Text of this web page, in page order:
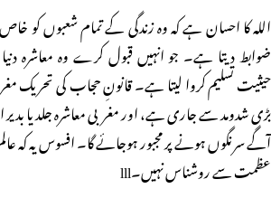
اللہ کا احسان ہے کہ وہ زندگی کے تمام شعبوں کو
ضوابط دیتا ہے۔ جو انہیں قبول کرے وہ معاشرہ
حیثیت تسلیم کروا لیتا ہے۔ قانونِ حجاب کی تحریک
بڑی شدومد سے جاری ہے، اور مغربی معاشرہ جلد یا
آگے سرنگوں ہونے پر مجبور ہوجائے گا۔ افسوس یہ کہ
عظمت سے روشناس نہیں۔lll